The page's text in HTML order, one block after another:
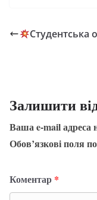
Студентська
Залишити
Ваша e-mail адреса
Обов’язкові поля
Коментар *